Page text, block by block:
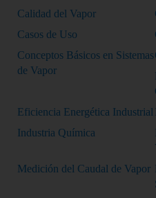
Calidad del Vapor
Casos de Uso
Conceptos Básicos en Sistemas
de Vapor
Eficiencia Energética Industrial
Industria Química
Medición del Caudal de Vapor